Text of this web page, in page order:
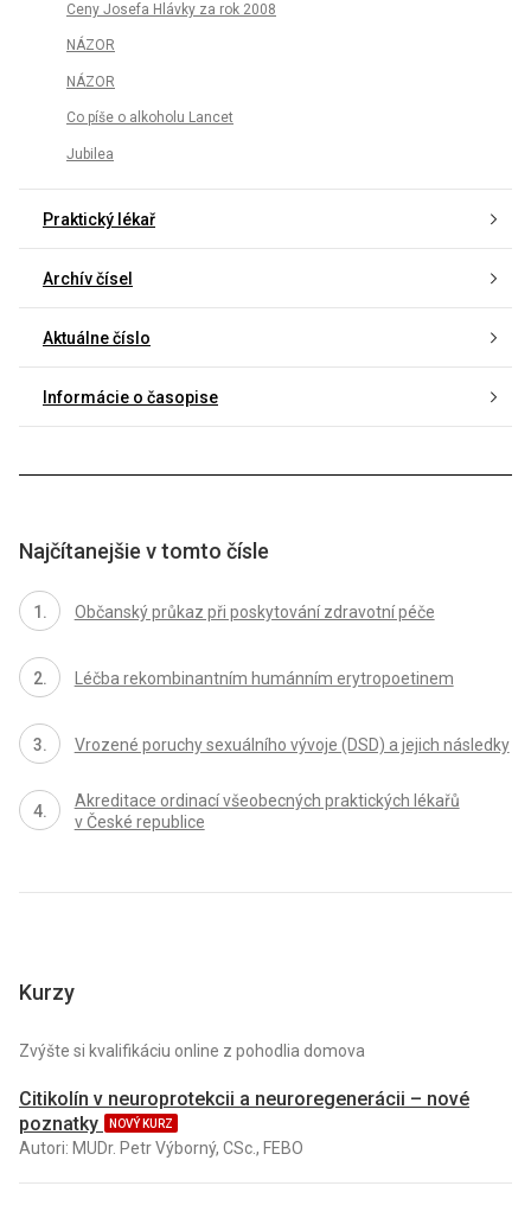
Ceny Josefa Hlávky za rok 2008
NÁZOR
NÁZOR
Co píše o alkoholu Lancet
Jubilea
Praktický lékař
Archív čísel
Aktuálne číslo
Informácie o časopise
Najčítanejšie v tomto čísle
Občanský průkaz při poskytování zdravotní péče
Léčba rekombinantním humánním erytropoetinem
Vrozené poruchy sexuálního vývoje (DSD) a jejich následky
Akreditace ordinací všeobecných praktických lékařů
v České republice
Kurzy
Zvýšte si kvalifikáciu online z pohodlia domova
Citikolín v neuroprotekcii a neuroregenerácii – nové
poznatky
NOVÝ KURZ
Autori: MUDr. Petr Výborný, CSc., FEBO